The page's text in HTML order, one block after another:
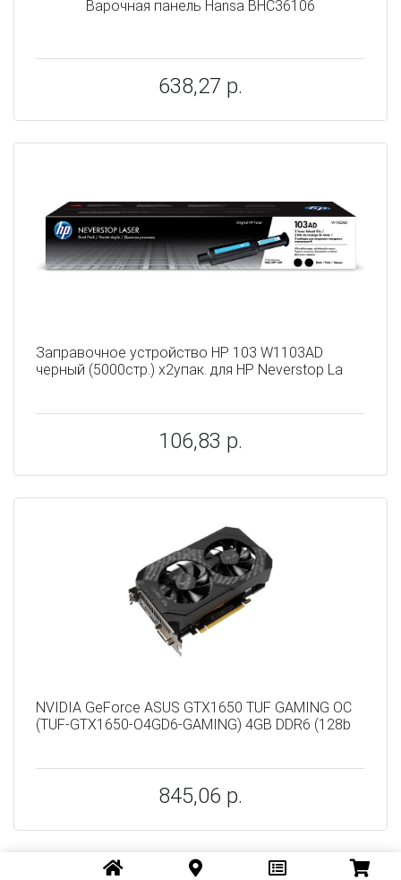
Варочная панель Hansa BHC36106
638,27 р.
Заправочное устройство HP 103 W1103AD
черный (5000стр.) x2упак. для HP Neverstop La
106,83 р.
NVIDIA GeForce ASUS GTX1650 TUF GAMING OC
(TUF-GTX1650-O4GD6-GAMING) 4GB DDR6 (128b
845,06 р.